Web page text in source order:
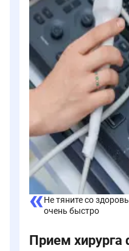
Не тяните со
очень быстро
Прием хирурга